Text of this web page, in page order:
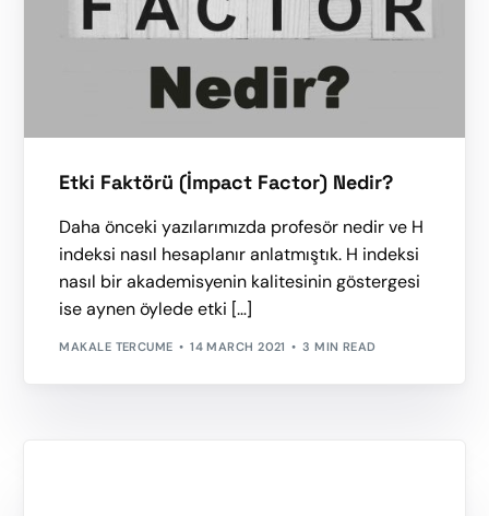
Etki Faktörü (İmpact Factor) Nedir?
Daha önceki yazılarımızda profesör nedir ve H
indeksi nasıl hesaplanır anlatmıştık. H indeksi
nasıl bir akademisyenin kalitesinin göstergesi
ise aynen öylede etki […]
MAKALE TERCUME 14 MARCH 2021 3 MIN READ